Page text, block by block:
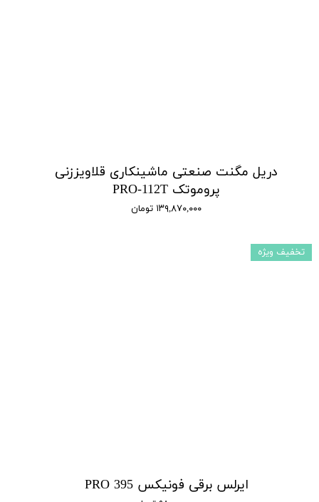
دریل مگنت صنعتی ماشینکاری قلاویززنی
پروموتک PRO-112T
۱۳۹,۸۷۰,۰۰۰ تومان
ایرلس برقی فونیکس 395 PRO
تخفیف ویژه